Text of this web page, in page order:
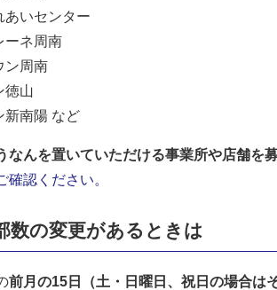
あいセンター
ーネ周南
ン周南
徳山
新南陽​ など
んを置いていただける事業所や店舗を
確認ください。
数の変更があるときは
前月の15日（土・日曜日、祝日の場合は